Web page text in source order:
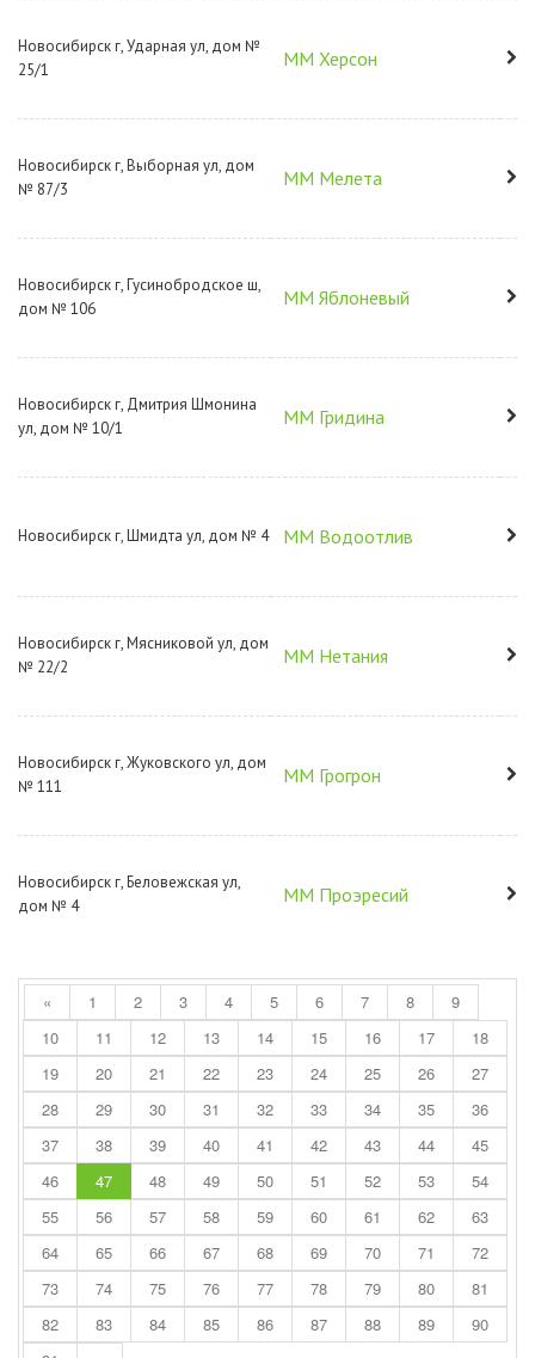
Новосибирск г, Ударная ул, дом №
25/1
ММ Херсон
Новосибирск г, Выборная ул, дом
№ 87/3
ММ Мелета
Новосибирск г, Гусинобродское ш,
дом № 106
ММ Яблоневый
Новосибирск г, Дмитрия Шмонина
ул, дом № 10/1
ММ Гридина
Новосибирск г, Шмидта ул, дом № 4 ММ Водоотлив
Новосибирск г, Мясниковой ул, дом
№ 22/2
ММ Нетания
Новосибирск г, Жуковского ул, дом
№ 111
ММ Грогрон
Новосибирск г, Беловежская ул,
дом № 4
ММ Проэресий
« 1 2 3 4 5 6 7 8
9
10
11 12 13 14 15 16 17
18
19
20 21 22 23 24 25 26
27
28
29 30 31 32 33 34 35
36
37
38 39 40 41 42 43 44
45
46
47 48 49 50 51 52 53
54
55
56 57 58 59 60 61 62
63
64
65 66 67 68 69 70 71
72
73
74 75 76 77 78 79 80
81
82
83 84 85 86 87 88 89
90